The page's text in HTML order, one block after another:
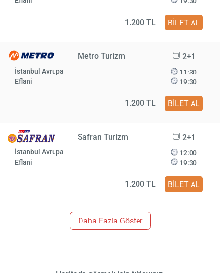
1.200 TL BİLET AL
Metro Turizm 2+1
İstanbul Avrupa
Eflani
11:30
19:30
1.200 TL BİLET AL
Safran Turizm 2+1
İstanbul Avrupa
Eflani
12:00
19:30
1.200 TL BİLET AL
Daha Fazla Göster